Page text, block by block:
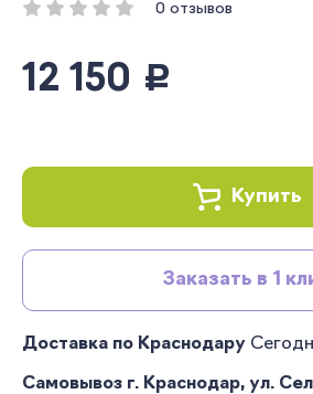
0 отзывов
12 150 руб.
Купить
Заказать в 1
Доставка по Краснодару
Самовывоз г. Краснодар, ул.